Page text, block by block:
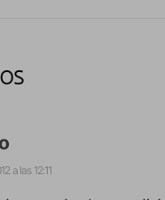
a las 12:11